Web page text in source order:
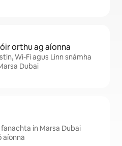
orthu ag aíonna
Wi-Fi agus Linn snámha
Dubai
in Marsa Dubai
aíonna